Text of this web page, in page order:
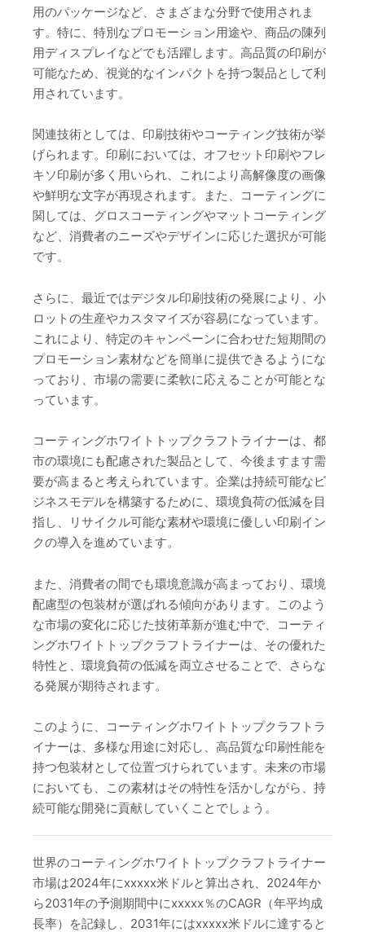
用のパッケージなど、さまざまな分野で使用されま
す。特に、特別なプロモーション用途や、商品の陳列
用ディスプレイなどでも活躍します。高品質の印刷が
可能なため、視覚的なインパクトを持つ製品として利
用されています。
関連技術としては、印刷技術やコーティング技術が挙
げられます。印刷においては、オフセット印刷やフレ
キソ印刷が多く用いられ、これにより高解像度の画像
や鮮明な文字が再現されます。また、コーティングに
関しては、グロスコーティングやマットコーティング
など、消費者のニーズやデザインに応じた選択が可能
です。
さらに、最近ではデジタル印刷技術の発展により、小
ロットの生産やカスタマイズが容易になっています。
これにより、特定のキャンペーンに合わせた短期間の
プロモーション素材などを簡単に提供できるようにな
っており、市場の需要に柔軟に応えることが可能とな
っています。
コーティングホワイトトップクラフトライナーは、都
市の環境にも配慮された製品として、今後ますます需
要が高まると考えられています。企業は持続可能なビ
ジネスモデルを構築するために、環境負荷の低減を目
指し、リサイクル可能な素材や環境に優しい印刷イン
クの導入を進めています。
また、消費者の間でも環境意識が高まっており、環境
配慮型の包装材が選ばれる傾向があります。このよう
な市場の変化に応じた技術革新が進む中で、コーティ
ングホワイトトップクラフトライナーは、その優れた
特性と、環境負荷の低減を両立させることで、さらな
る発展が期待されます。
このように、コーティングホワイトトップクラフトラ
イナーは、多様な用途に対応し、高品質な印刷性能を
持つ包装材として位置づけられています。未来の市場
においても、この素材はその特性を活かしながら、持
続可能な開発に貢献していくことでしょう。
世界のコーティングホワイトトップクラフトライナー
市場は2024年にxxxxx米ドルと算出され、2024年か
ら2031年の予測期間中にxxxxx％のCAGR（年平均成
長率）を記録し、2031年にはxxxxx米ドルに達すると